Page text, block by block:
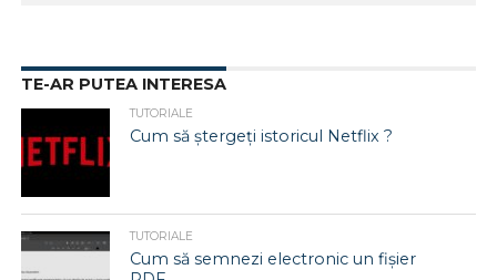
TE-AR PUTEA INTERESA
TUTORIALE
Cum să ștergeți istoricul Netflix ?
TUTORIALE
Cum să semnezi electronic un fișier